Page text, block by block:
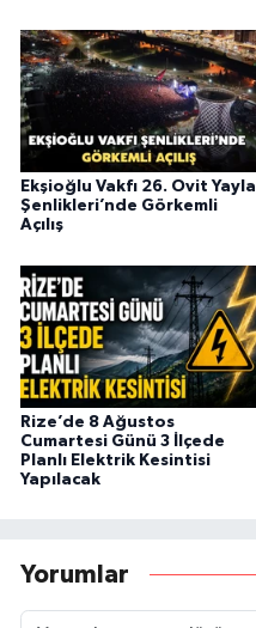
Ekşioğlu Vakfı 26. Ovit Yayla
Şenlikleri’nde Görkemli
Açılış
Rize’de 8 Ağustos
Cumartesi Günü 3 İlçede
Planlı Elektrik Kesintisi
Yapılacak
Yorumlar